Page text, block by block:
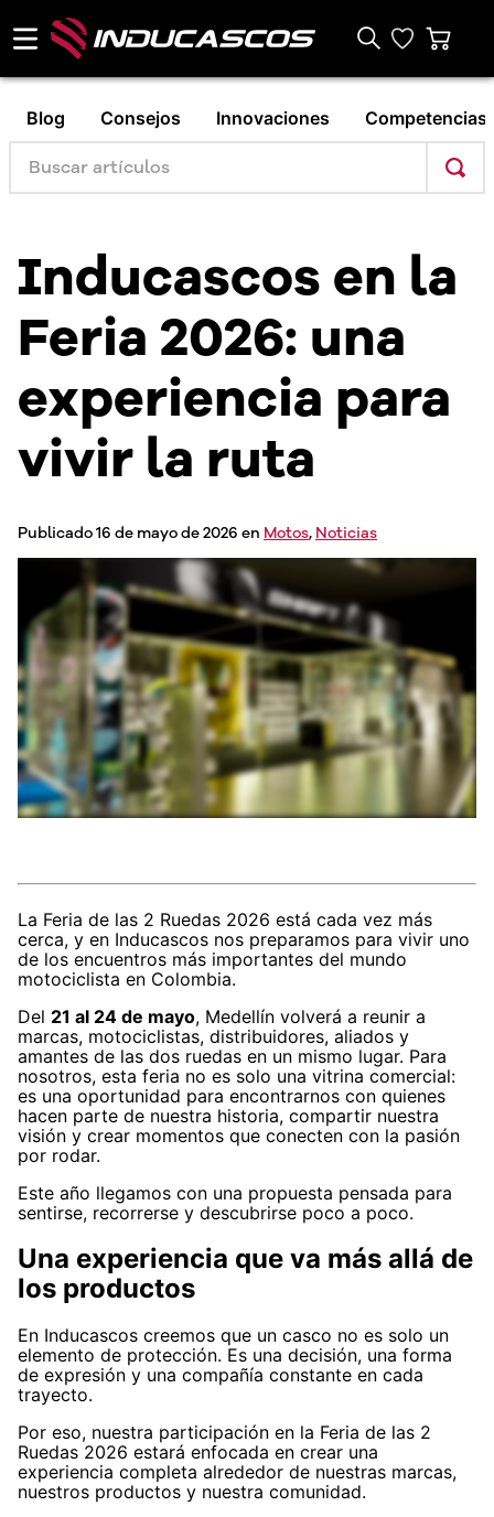
Blog Consejos Innovaciones Competencias
Inducascos en la
Feria 2026: una
experiencia para
vivir la ruta
Publicado 16 de mayo de 2026 en Motos, Noticias
La Feria de las 2 Ruedas 2026 está cada vez más
cerca, y en Inducascos nos preparamos para vivir uno
de los encuentros más importantes del mundo
motociclista en Colombia.
Del 21 al 24 de mayo, Medellín volverá a reunir a
marcas, motociclistas, distribuidores, aliados y
amantes de las dos ruedas en un mismo lugar. Para
nosotros, esta feria no es solo una vitrina comercial:
es una oportunidad para encontrarnos con quienes
hacen parte de nuestra historia, compartir nuestra
visión y crear momentos que conecten con la pasión
por rodar.
Este año llegamos con una propuesta pensada para
sentirse, recorrerse y descubrirse poco a poco.
Una experiencia que va más allá de
los productos
En Inducascos creemos que un casco no es solo un
elemento de protección. Es una decisión, una forma
de expresión y una compañía constante en cada
trayecto.
Por eso, nuestra participación en la Feria de las 2
Ruedas 2026 estará enfocada en crear una
experiencia completa alrededor de nuestras marcas,
nuestros productos y nuestra comunidad.